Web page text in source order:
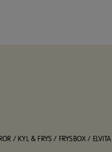
/KYL & FRYS / FRYSBOX /